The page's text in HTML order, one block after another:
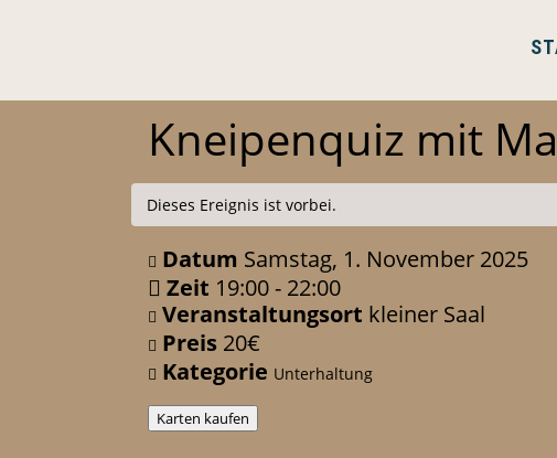
Kneipenquiz mit
Dieses Ereignis ist vorbei.
Datum Samstag, 1. November 2025
Zeit 19:00 - 22:00
Veranstaltungsort kleiner Saal
Preis 20€
Kategorie Unterhaltung
Karten kaufen